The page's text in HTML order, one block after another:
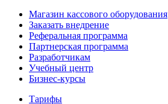
Магазин кассового оборудования
Заказать внедрение
Реферальная программа
Партнерская программа
Разработчикам
Учебный центр
Бизнес‑курсы
Тарифы